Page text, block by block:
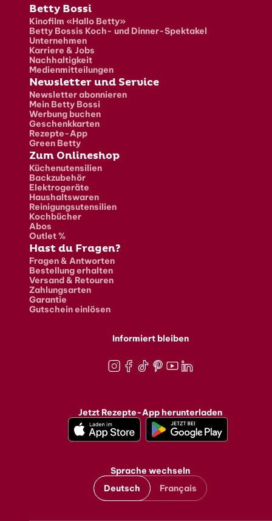
Fusszeile
Betty Bossi
Kinofilm «Hallo Betty»
Betty Bossis Koch- und Dinner-Spektakel
Unternehmen
Karriere & Jobs
Nachhaltigkeit
Medienmitteilungen
Newsletter und Service
Newsletter abonnieren
Mein Betty Bossi
Werbung buchen
Geschenkkarten
Rezepte-App
Green Betty
Zum Onlineshop
Küchenutensilien
Backzubehör
Elektrogeräte
Haushaltswaren
Reinigungsutensilien
Kochbücher
Abos
Outlet %
Hast du Fragen?
Fragen & Antworten
Bestellung erhalten
Versand & Retouren
Zahlungsarten
Garantie
Gutschein einlösen
Informiert bleiben
Jetzt Rezepte-App herunterladen
Sprache wechseln
Deutsch
Français